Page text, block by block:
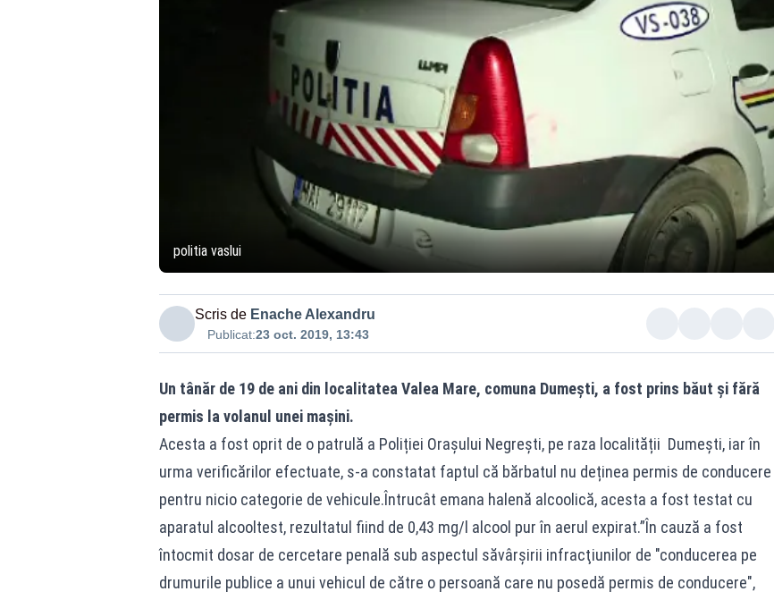
politia vaslui
Scris de Enache Alexandru
Publicat:23 oct. 2019, 13:43
Un tânăr de 19 de ani din localitatea Valea Mare, comuna Dumești, a fost prins băut și fără
permis la volanul unei mașini.
Acesta a fost oprit de o patrulă a Poliției Orașului Negrești, pe raza localității Dumești, iar în
urma verificărilor efectuate, s-a constatat faptul că bărbatul nu deținea permis de conducere
pentru nicio categorie de vehicule.Întrucât emana halenă alcoolică, acesta a fost testat cu
aparatul alcooltest, rezultatul fiind de 0,43 mg/l alcool pur în aerul expirat.”În cauză a fost
întocmit dosar de cercetare penală sub aspectul săvârşirii infracţiunilor de "conducerea pe
drumurile publice a unui vehicul de către o persoană care nu posedă permis de conducere",